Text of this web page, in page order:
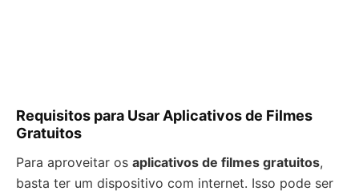
Requisitos para Usar Aplicativos de Filmes
Gratuitos
Para aproveitar os aplicativos de filmes gratuitos,
basta ter um dispositivo com internet. Isso pode ser